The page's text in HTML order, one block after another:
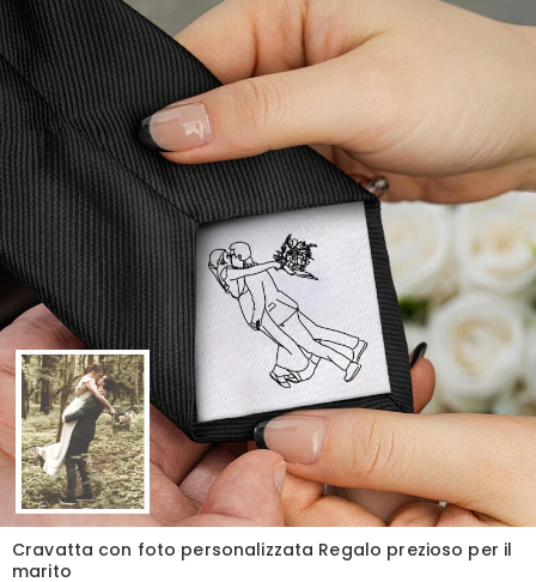
Cravatta con foto personalizzata Regalo prezioso per il
marito